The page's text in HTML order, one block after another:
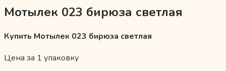
Мотылек 023 бирюза светлая
Купить Мотылек 023 бирюза светлая
Цена за 1 упаковку